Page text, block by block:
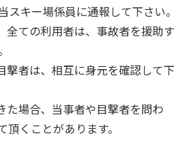
スキー場係員に通報して下さい。
全ての利用者は、事故者を援助す
撃者は、相互に身元を確認して下
た場合、当事者や目撃者を問わ
くことがあります。